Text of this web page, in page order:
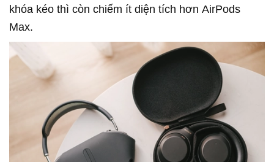
khóa kéo thì còn chiếm ít diện tích hơn AirPods
Max.